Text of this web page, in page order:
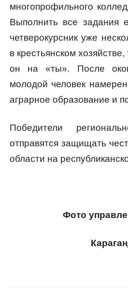
многопрофильного
Выполнить все задания
четверокурсник уже
в крестьянском хозяйстве,
он на «ты». После
молодой человек
аграрное образование и
Победители
отправятся защищать
области на
Фото